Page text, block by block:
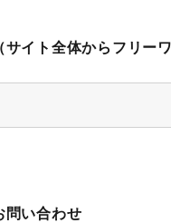
イト全体からフリーワ
問い合わせ